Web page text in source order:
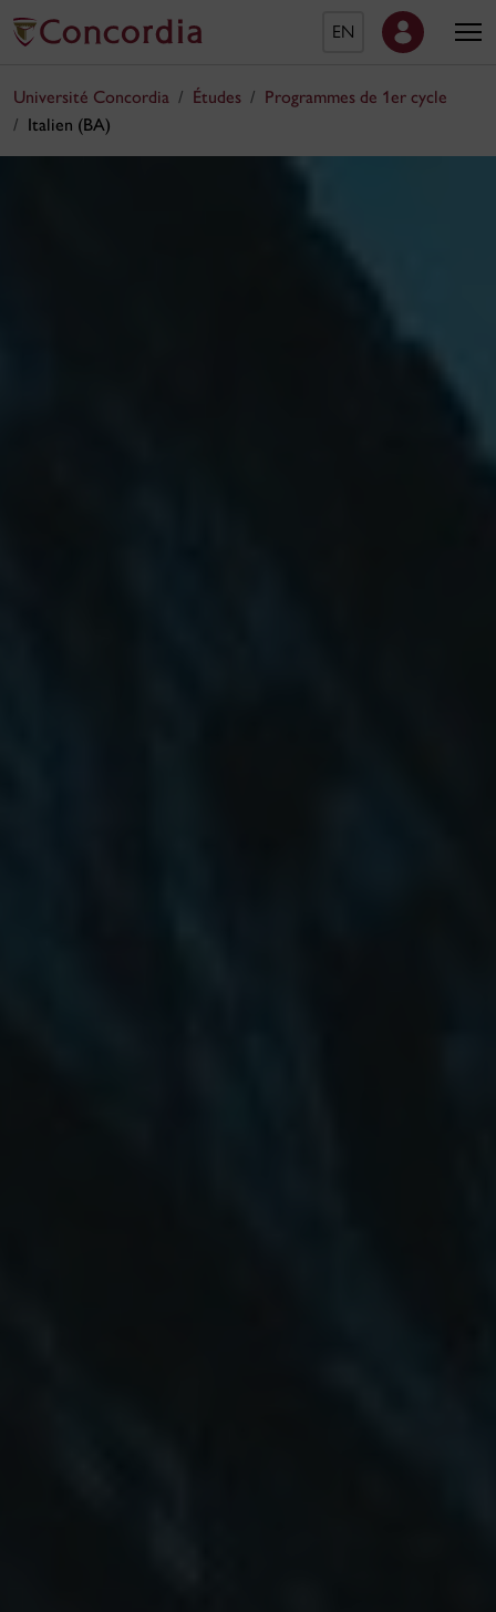
EN
Université Concordia Études
Programmes de 1er cycle
Italien (BA)